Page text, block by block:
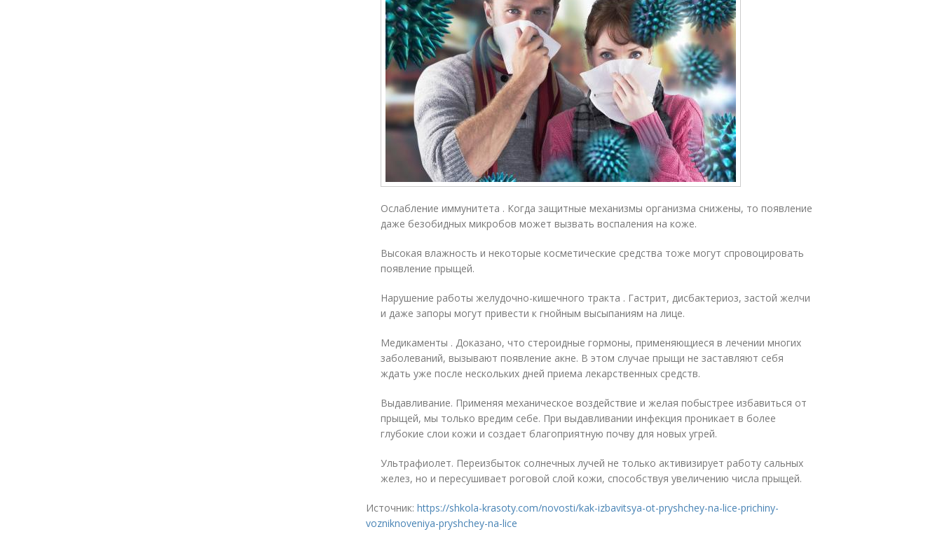
Ослабление иммунитета . Когда защитные механизмы организма снижены, то появление
даже безобидных микробов может вызвать воспаления на коже.
Высокая влажность и некоторые косметические средства тоже могут спровоцировать
появление прыщей.
Нарушение работы желудочно-кишечного тракта . Гастрит, дисбактериоз, застой желчи
и даже запоры могут привести к гнойным высыпаниям на лице.
Медикаменты . Доказано, что стероидные гормоны, применяющиеся в лечении многих
заболеваний, вызывают появление акне. В этом случае прыщи не заставляют себя
ждать уже после нескольких дней приема лекарственных средств.
Выдавливание. Применяя механическое воздействие и желая побыстрее избавиться от
прыщей, мы только вредим себе. При выдавливании инфекция проникает в более
глубокие слои кожи и создает благоприятную почву для новых угрей.
Ультрафиолет. Переизбыток солнечных лучей не только активизирует работу сальных
желез, но и пересушивает роговой слой кожи, способствуя увеличению числа прыщей.
Источник: https://shkola-krasoty.com/novosti/kak-izbavitsya-ot-pryshchey-na-lice-prichiny-
vozniknoveniya-pryshchey-na-lice